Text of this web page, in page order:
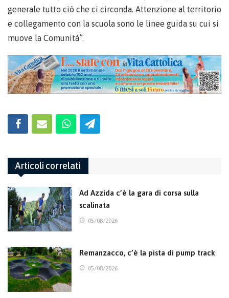
generale tutto ciò che ci circonda. Attenzione al territorio
e collegamento con la scuola sono le linee guida su cui si
muove la Comunità”.
Articoli correlati
Ad Azzida c’è la gara di corsa sulla
scalinata
05/08/2026
Remanzacco, c’è la pista di pump track
05/08/2026